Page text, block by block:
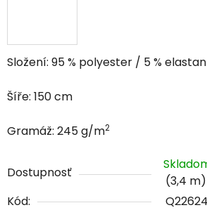
Složení: 95 % polyester / 5 % elastan
Šíře: 150 cm
Gramáž: 245 g/m2
Dostupnosť
(3,4 m)
Kód: